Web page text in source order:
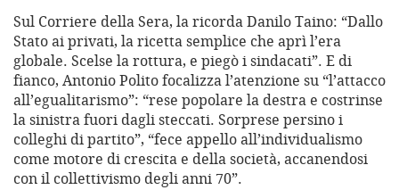
Sul Corriere della Sera, la ricorda Danilo Taino: “Dallo
Stato ai privati, la ricetta semplice che aprì l’era
globale. Scelse la rottura, e piegò i sindacati”. E di
fianco, Antonio Polito focalizza l’atenzione su “l’attacco
all’egualitarismo”: “rese popolare la destra e costrinse
la sinistra fuori dagli steccati. Sorprese persino i
colleghi di partito”, “fece appello all’individualismo
come motore di crescita e della società, accanendosi
con il collettivismo degli anni 70”.